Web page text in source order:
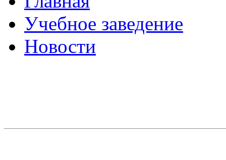
Учебное заведение
Новости